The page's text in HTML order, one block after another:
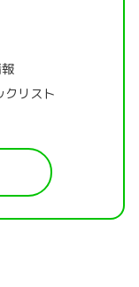
クリスト